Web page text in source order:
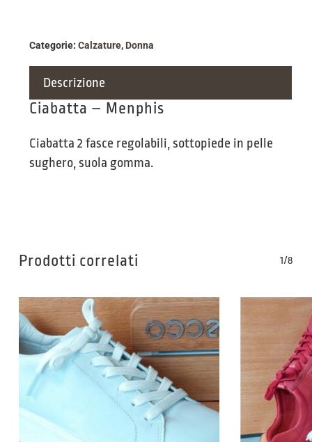
Categorie: Calzature, Donna
Descrizione
Ciabatta – Menphis
Ciabatta 2 fasce regolabili, sottopiede in pelle
sughero, suola gomma.
Prodotti correlati 1/8